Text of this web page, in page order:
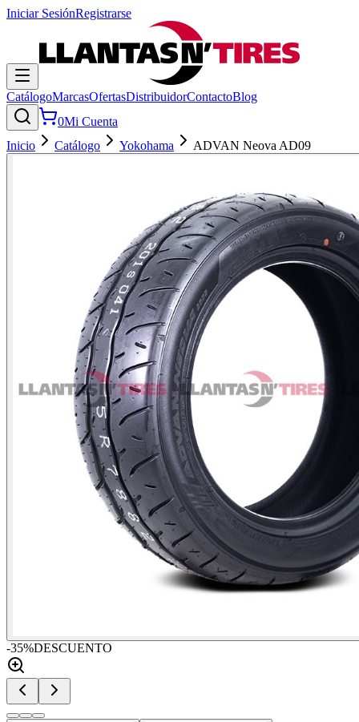
Iniciar SesiónRegistrarse
CatálogoMarcasOfertasDistribuidorContactoBlog
0Mi Cuenta
Inicio
Catálogo Yokohama ADVAN Neova AD09
-35%DESCUENTO